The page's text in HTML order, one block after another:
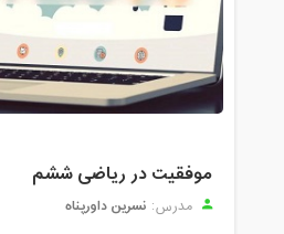
موفقیت در ریاضی ششم
مدرس: نسرین داورپناه